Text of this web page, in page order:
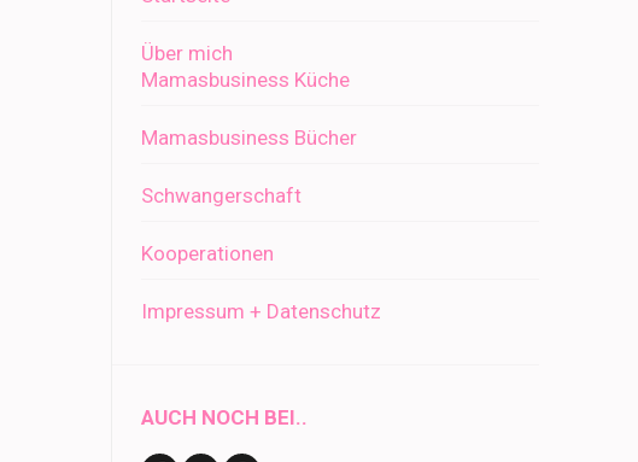
Über mich
Mamasbusiness Küche
Mamasbusiness Bücher
Schwangerschaft
Kooperationen
Impressum + Datenschutz
AUCH NOCH BEI..